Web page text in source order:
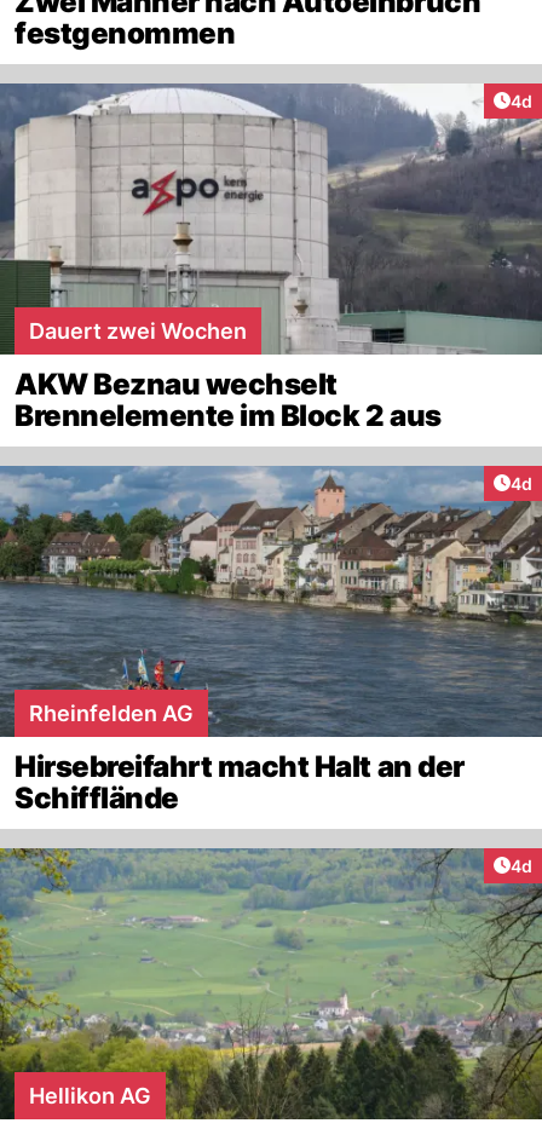
festgenommen
4d
Dauert zwei Wochen
AKW Beznau wechselt
Brennelemente im Block 2 aus
4d
Rheinfelden AG
Hirsebreifahrt macht Halt an der
Schifflände
4d
Hellikon AG